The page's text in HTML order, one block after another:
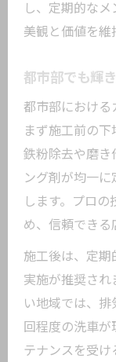
し、定期的な
美観と価値を維
都市部でも輝
都市部における
まず施工前の下
鉄粉除去や磨き
ング剤が均一
します。プロ
め、信頼できる
施工後は、定
実施が推奨され
い地域では、
回程度の洗車
テナンスを受け